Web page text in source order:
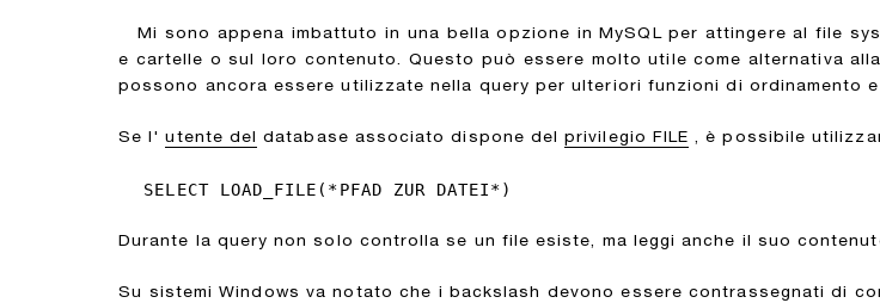
Mi sono appena imbattuto in una bella opzione in MySQL per attingere al file
e cartelle o sul loro contenuto. Questo può essere molto utile come alternativa
possono ancora essere utilizzate nella query per ulteriori funzioni di ordinamento e
Se l'utente del database associato dispone delprivilegio FILE , è possibile
SELECT LOAD_FILE(*PFAD ZUR DATEI*)
Durante la query non solo controlla se un file esiste, ma leggi anche il suo
Su sistemi Windows va notato che i backslash devono essere contrassegnati di